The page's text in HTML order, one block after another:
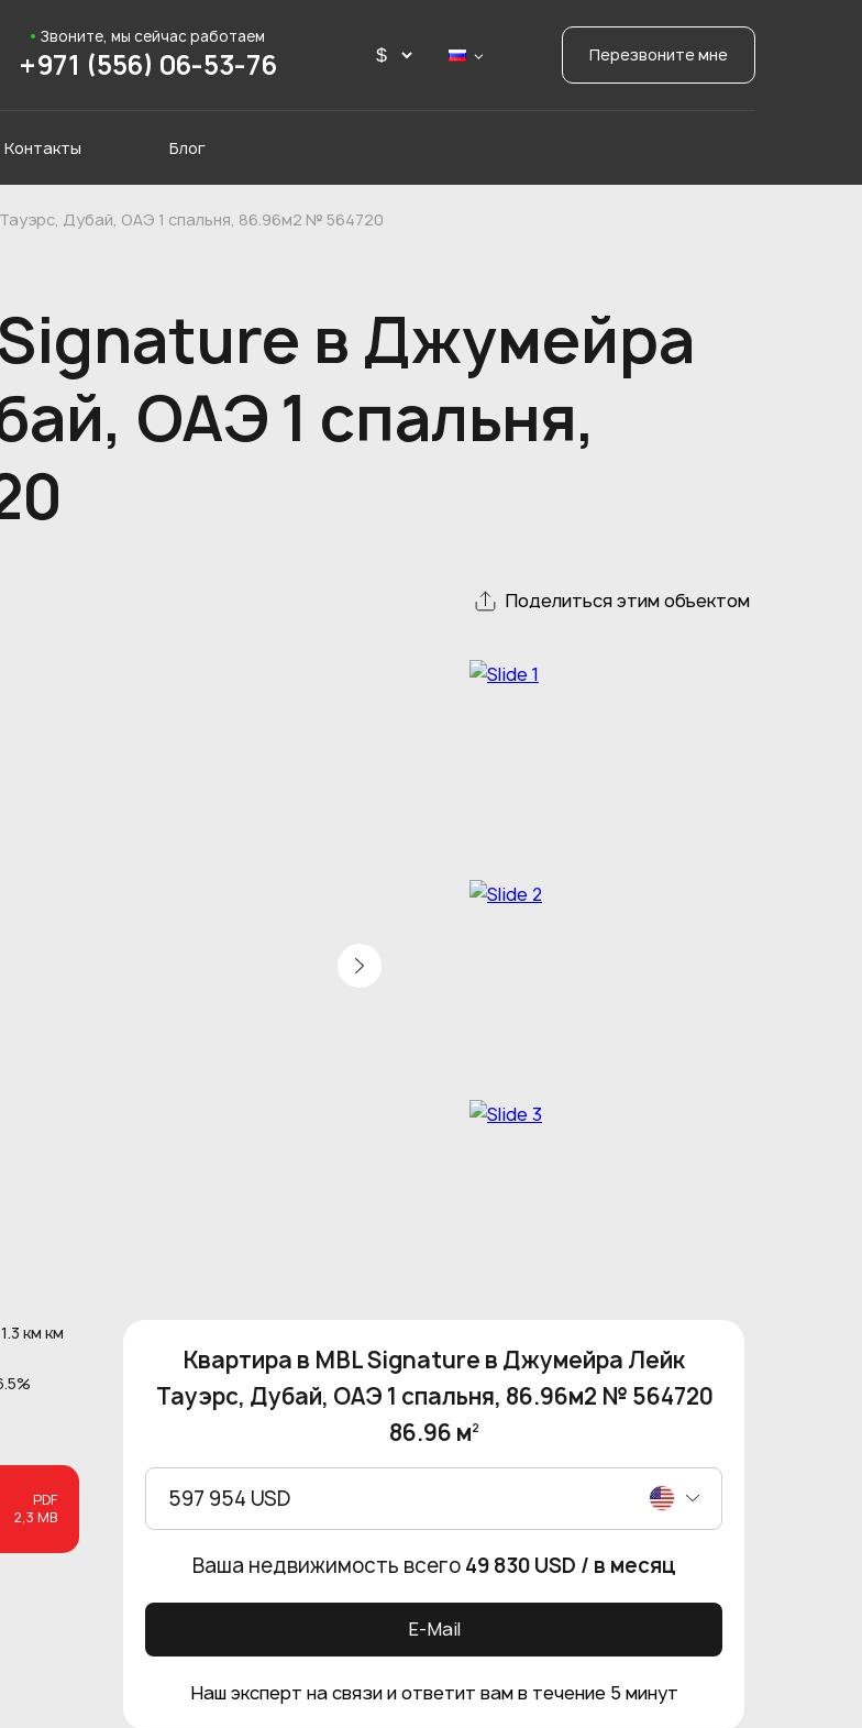
Звоните, мы сейчас работаем
+971 (556) 06-53-76 Перезвоните мне
Контакты Блог
Дубай, ОАЭ 1 спальня, 86.96м2 № 564720
в Джумейра
ОАЭ 1 спальня,
Поделиться этим объектом
1.3 км км
PDF
2,3 MB
Квартира в MBL Signature в Джумейра Лейк
Тауэрс, Дубай, ОАЭ 1 спальня, 86.96м2 № 564720
86.96 м2
597 954 USD
Ваша недвижимость всего 49 830 USD / в месяц
E-Mail
Наш эксперт на связи и ответит вам в течение 5 минут